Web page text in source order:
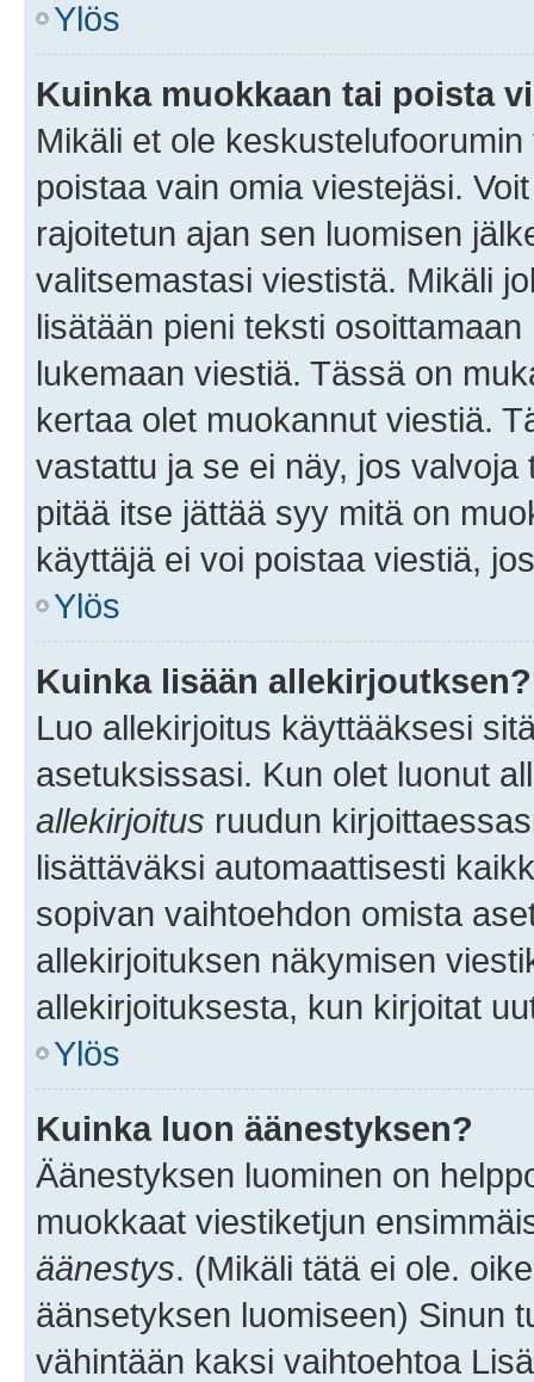
Ylös
Kuinka muokkaan tai poista
Mikäli et ole
poistaa vain omia viestejäsi.
rajoitetun ajan sen luomisen
valitsemastasi viestistä. Mikäli
lisätään pieni teksti
lukemaan viestiä. Tässä on
kertaa olet muokannut viestiä.
vastattu ja se ei näy, jos
pitää itse jättää syy mitä on
käyttäjä ei voi poistaa viestiä,
Ylös
Kuinka lisään allekirjoutksen?
Luo allekirjoitus käyttääksesi
asetuksissasi. Kun olet luonut
allekirjoitus ruudun
lisättäväksi automaattisesti
sopivan vaihtoehdon omista
allekirjoituksen näkymisen
allekirjoituksesta, kun kirjoitat
Ylös
Kuinka luon äänestyksen?
Äänestyksen luominen on
muokkaat viestiketjun
äänestys. (Mikäli tätä ei ole.
äänsetyksen luomiseen) Sinun
vähintään kaksi vaihtoehtoa